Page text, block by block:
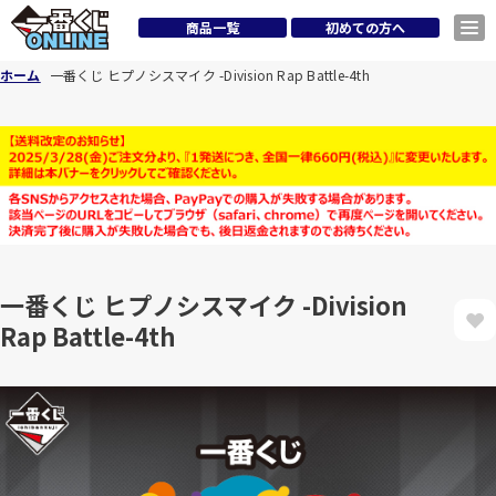
商品一覧 初めての方へ
ホーム 一番くじ ヒプノシスマイク -Division Rap Battle-4th
一番くじ ヒプノシスマイク -Division
Rap Battle-4th